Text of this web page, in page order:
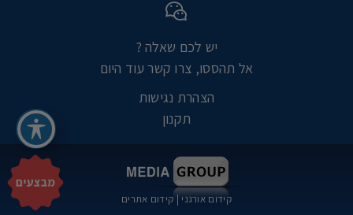
יש לכם שאלה ?
אל תהססו, צרו קשר עוד היום
הצהרת נגישות
תקנון
קידום אורגני | קידום אתרים